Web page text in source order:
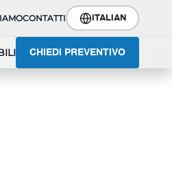
CONTATTI ITALIAN
CHIEDI PREVENTIVO